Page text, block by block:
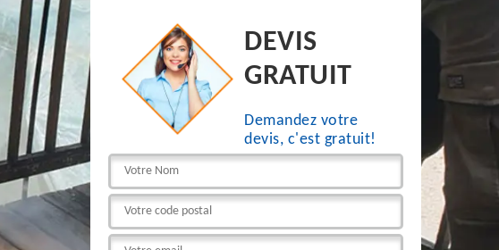
DEVIS
GRATUIT
Demandez votre
devis, c'est gratuit!